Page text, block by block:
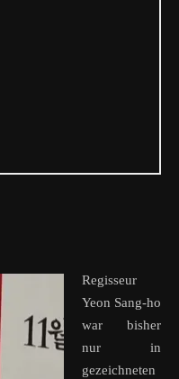
Regisseur
Yeon Sang-ho
war bisher
nur in
gezeichneten